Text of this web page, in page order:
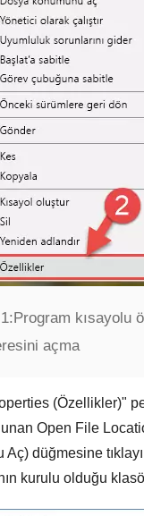
Program kısayolu
açma
(Özellikler)"
Open File
Aç) düğmesine
kurulu olduğu